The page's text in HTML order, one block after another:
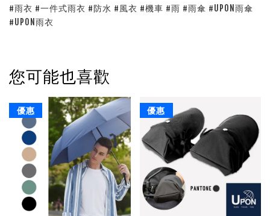
#雨衣 #一件式雨衣 #防水 #風衣 #機車 #雨 #雨傘 #UPON雨傘
#UPON雨衣
您可能也喜歡
優惠 優惠